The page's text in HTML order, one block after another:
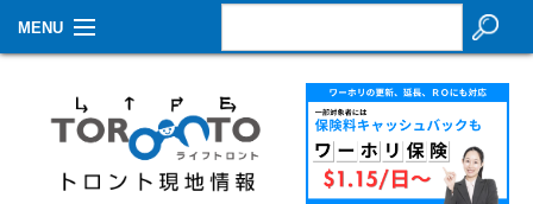
MENU
生活情報
その他